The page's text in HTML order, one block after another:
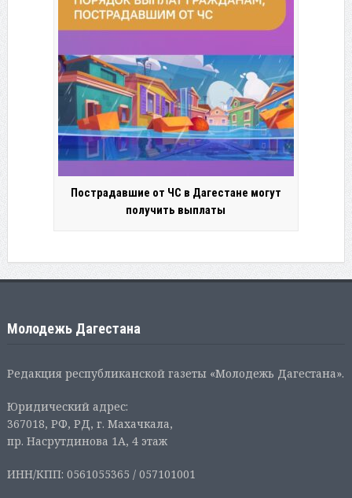
Пострадавшие от ЧС в Дагестане могут
получить выплаты
Молодежь Дагестана
Редакция республиканской газеты «Молодежь Дагестана».
Юридический адрес:
367018, РФ, РД, г. Махачкала,
пр. Насрутдинова 1А, 4 этаж
ИНН/КПП: 0561055365 / 057101001